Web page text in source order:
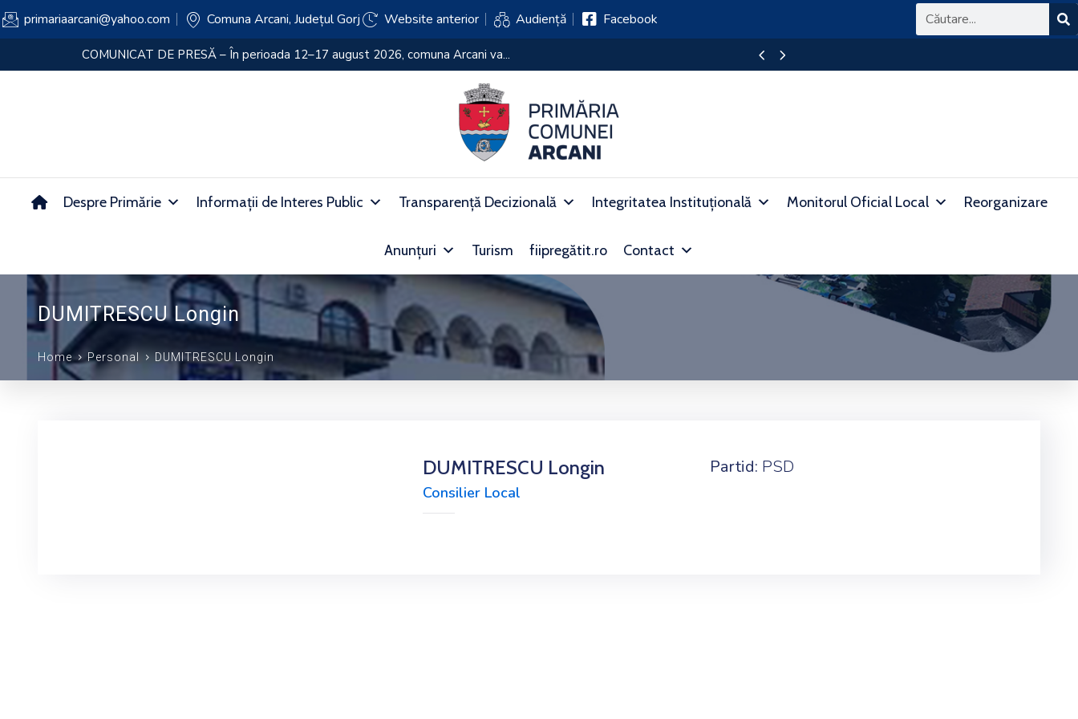
primariaarcani@yahoo.com Comuna Arcani, Județul Gorj Website anterior Audiență Facebook
COMUNICAT DE PRESĂ – În perioada 12–17 august 2026, comuna Arcani va...
Despre Primărie Informații de Interes Public Transparență Decizională Integritatea Instituțională Monitorul Oficial Local Reorganizare
Anunțuri Turism fiipregătit.ro Contact
DUMITRESCU Longin
Home Personal DUMITRESCU Longin
DUMITRESCU Longin
Consilier Local
Partid: PSD